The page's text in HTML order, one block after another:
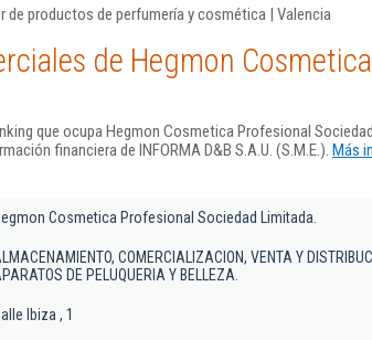
de productos de perfumería y cosmética | Valencia
de Hegmon
que ocupa Hegmon Cosmetica Profesional
financiera de INFORMA D&B S.A.U. (S.M.E.). Más
Cosmetica Profesional Sociedad Limitada.
COMERCIALIZACION, VENTA Y
DE PELUQUERIA Y BELLEZA.
Ibiza , 1